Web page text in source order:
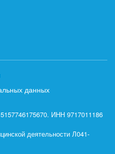
данных
ИНН 9717011186
деятельности Л041-